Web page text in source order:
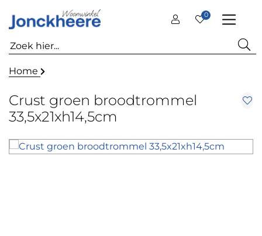
0
Home
Crust groen broodtrommel
33,5x21xh14,5cm